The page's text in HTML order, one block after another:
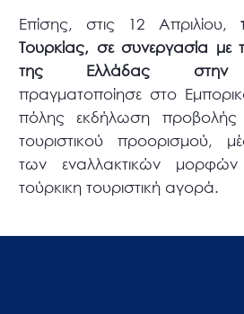
Επίσης, στις 12 Απριλίου,
Τουρκίας, σε συνεργασία με
της Ελλάδας στην
πραγματοποίησε στο
πόλης εκδήλωση
τουριστικού προορισμού,
των εναλλακτικών
τούρκικη τουριστική αγορά.